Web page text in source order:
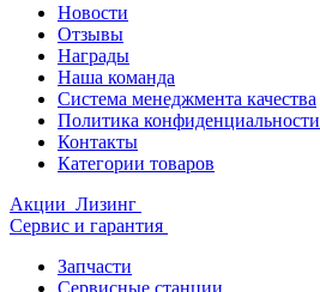
Новости
Отзывы
Награды
Наша команда
Система менеджмента качества
Политика конфиденциальности
Контакты
Категории товаров
Акции Лизинг
Сервис и гарантия
Запчасти
Сервисные станции